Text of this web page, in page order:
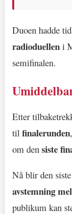
Duoen hadde
radioduellen i
semifinalen.
Etter
til finalerunden
om den siste
Nå blir den
avstemning
publikum kan